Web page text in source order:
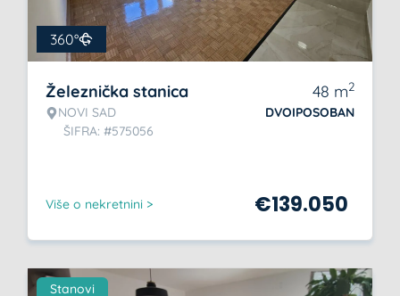
360°
Železnička stanica
NOVI SAD
ŠIFRA: #575056
48 m2
DVOIPOSOBAN
Više o nekretnini > €139.050
Stanovi